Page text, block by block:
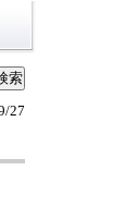
27